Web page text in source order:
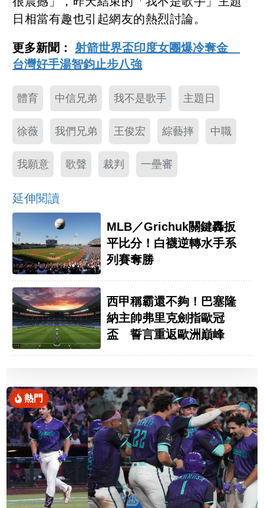
日相當有趣也引起網友的熱烈討論。
更多新聞： 射箭世界盃印度女團爆冷奪金
台灣好手湯智鈞止步八強
體育 中信兄弟 我不是歌手 主題日
徐薇 我們兄弟 王俊宏 綜藝摔 中職
我願意 歌聲 裁判 一壘審
延伸閱讀
MLB／Grichuk關鍵轟扳
平比分！白襪逆轉水手系
列賽奪勝
西甲稱霸還不夠！巴塞隆
納主帥弗里克劍指歐冠
盃 誓言重返歐洲巔峰
熱門